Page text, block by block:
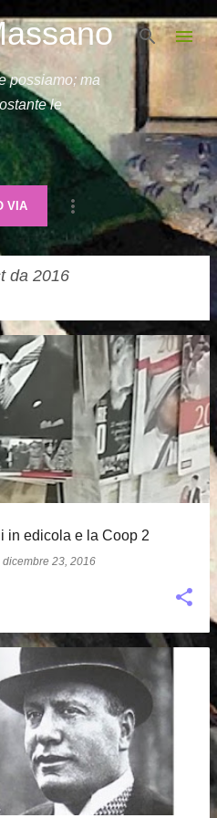
principali
possiamo; ma
le
VIA
da 2016
in edicola e la Coop 2
dicembre 23, 2016